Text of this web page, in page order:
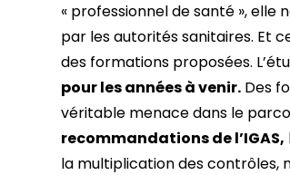
« professionnel de santé »,
par les autorités sanitaires. Et
des formations proposées.
pour les années à venir. Des
véritable menace dans le
recommandations de l’IGAS,
la multiplication des contrôles,